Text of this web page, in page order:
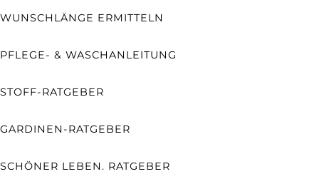
WUNSCHLÄNGE ERMITTELN
PFLEGE- & WASCHANLEITUNG
STOFF-RATGEBER
GARDINEN-RATGEBER
SCHÖNER LEBEN. RATGEBER